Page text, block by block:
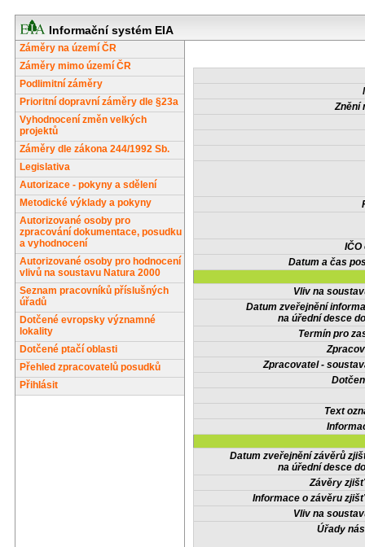
Informační systém EIA
Záměry na území ČR
Záměry mimo území ČR
Podlimitní záměry
Prioritní dopravní záměry dle §23a
Vyhodnocení změn velkých
projektů
Záměry dle zákona 244/1992 Sb.
Legislativa
Autorizace - pokyny a sdělení
Metodické výklady a pokyny
Autorizované osoby pro
zpracování dokumentace, posudku
a vyhodnocení
Autorizované osoby pro hodnocení
vlivů na soustavu Natura 2000
Seznam pracovníků příslušných
úřadů
Dotčené evropsky významné
lokality
Dotčené ptačí oblasti
Přehled zpracovatelů posudků
Přihlásit
Znění
IČO
Datum a čas
Vliv na
Datum zveřejnění
na úřední desce
Termín pro
Zpracovatel -
Text
Datum zveřejnění závěrů
na úřední desce
Závěry
Informace o závěru
Vliv na
Úřady